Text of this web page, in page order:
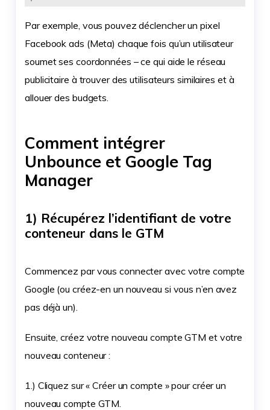
Par exemple, vous pouvez déclencher un pixel
Facebook ads (Meta) chaque fois qu’un utilisateur
soumet ses coordonnées – ce qui aide le réseau
publicitaire à trouver des utilisateurs similaires et à
allouer des budgets.
Comment intégrer
Unbounce et Google Tag
Manager
1) Récupérez l’identifiant de votre
conteneur dans le GTM
Commencez par vous connecter avec votre compte
Google (ou créez-en un nouveau si vous n’en avez
pas déjà un).
Ensuite, créez votre nouveau compte GTM et votre
nouveau conteneur :
1.) Cliquez sur « Créer un compte » pour créer un
nouveau compte GTM.